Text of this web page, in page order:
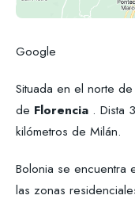
Google
Situada en el norte de
de Florencia . Dista
kilómetros de Milán.
Bolonia se encuentra
las zonas